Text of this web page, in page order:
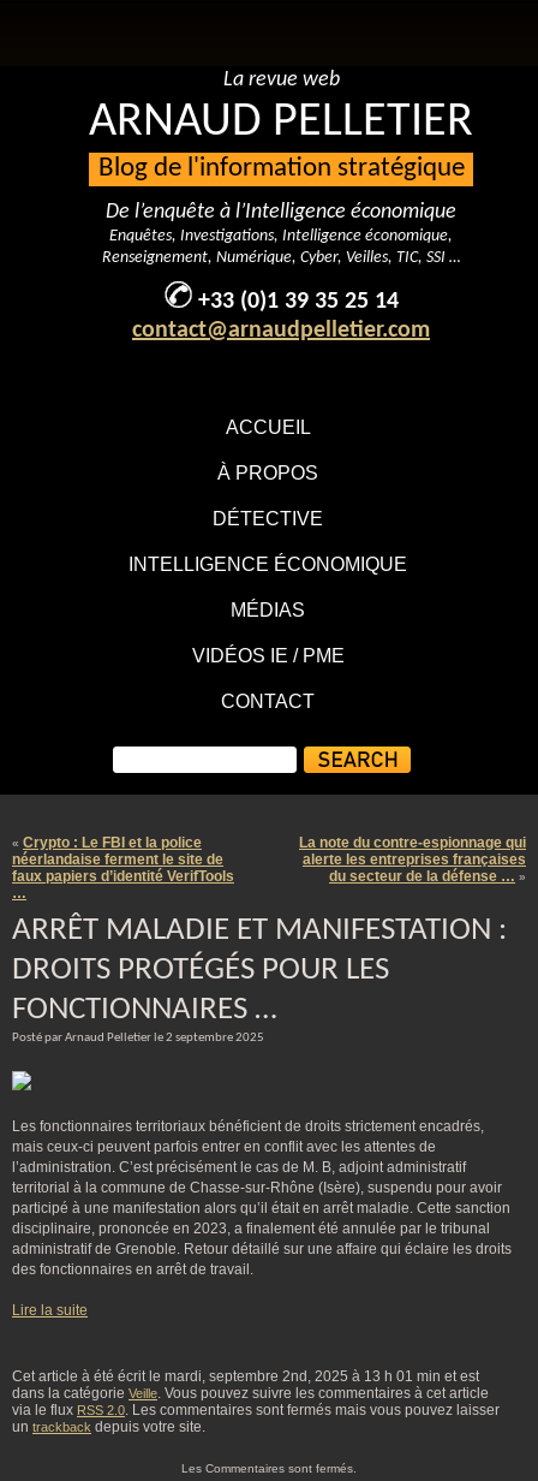
ACCUEIL
À PROPOS
DÉTECTIVE
INTELLIGENCE ÉCONOMIQUE
MÉDIAS
VIDÉOS IE / PME
CONTACT
La revue web
ARNAUD PELLETIER
Blog de l'information stratégique
De l’enquête à l’Intelligence économique
Enquêtes, Investigations, Intelligence économique,
Renseignement, Numérique, Cyber, Veilles, TIC, SSI …
+33 (0)1 39 35 25 14
contact@arnaudpelletier.com
« Crypto : Le FBI et la police
néerlandaise ferment le site de
faux papiers d’identité VerifTools
…
La note du contre-espionnage qui
alerte les entreprises françaises
du secteur de la défense … »
ARRÊT MALADIE ET MANIFESTATION :
DROITS PROTÉGÉS POUR LES
FONCTIONNAIRES …
Posté par Arnaud Pelletier le 2 septembre 2025
Les fonctionnaires territoriaux bénéficient de droits strictement encadrés,
mais ceux-ci peuvent parfois entrer en conflit avec les attentes de
l’administration. C’est précisément le cas de M. B, adjoint administratif
territorial à la commune de Chasse-sur-Rhône (Isère), suspendu pour avoir
participé à une manifestation alors qu’il était en arrêt maladie. Cette sanction
disciplinaire, prononcée en 2023, a finalement été annulée par le tribunal
administratif de Grenoble. Retour détaillé sur une affaire qui éclaire les droits
des fonctionnaires en arrêt de travail.
Lire la suite
Cet article à été écrit le mardi, septembre 2nd, 2025 à 13 h 01 min et est
dans la catégorie Veille. Vous pouvez suivre les commentaires à cet article
via le flux RSS 2.0. Les commentaires sont fermés mais vous pouvez laisser
un trackback depuis votre site.
Les Commentaires sont fermés.